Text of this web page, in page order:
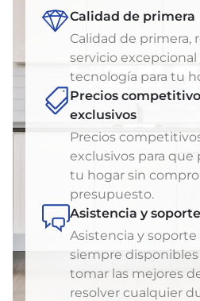
Calidad de primera
Calidad de primera,
servicio excepcional
tecnología para tu
Precios
exclusivos
Precios
exclusivos para que
tu hogar sin
presupuesto.
Asistencia y
Asistencia y
siempre disponibles
tomar las mejores
resolver cualquier